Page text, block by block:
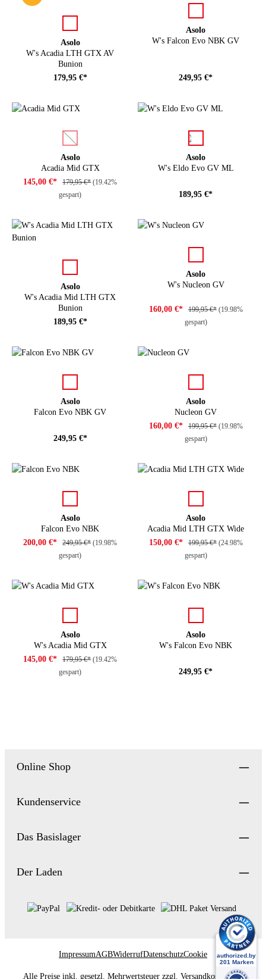
Asolo
W's Acadia LTH GTX AV
Bunion
179,95 €*
Asolo
W's Falcon Evo NBK GV
249,95 €*
Asolo
Acadia Mid GTX
auswählen
(Diese Option ist zurzeit nicht verfügbar.)
145,00 €* 179,95 €* (19.42%
gespart)
Asolo
W's Eldo Evo GV ML
auswählen
189,95 €*
Asolo
W's Acadia Mid LTH GTX
Bunion
189,95 €*
Asolo
W's Nucleon GV
160,00 €* 199,95 €* (19.98%
gespart)
Asolo
Falcon Evo NBK GV
249,95 €*
Asolo
Nucleon GV
160,00 €* 199,95 €* (19.98%
gespart)
Asolo
Falcon Evo NBK
200,00 €* 249,95 €* (19.98%
gespart)
Asolo
Acadia Mid LTH GTX Wide
150,00 €* 199,95 €* (24.98%
gespart)
Asolo
W's Acadia Mid GTX
145,00 €* 179,95 €* (19.42%
gespart)
Asolo
W's Falcon Evo NBK
249,95 €*
Online Shop
Kundenservice
Das Basislager
Der Laden
ImpressumAGBWiderrufDatenschutzCookie
Alle Preise inkl. gesetzl. Mehrwertsteuer zzgl. Versandkostenund